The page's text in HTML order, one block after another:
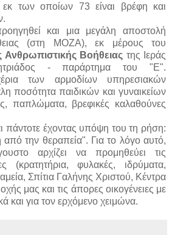
των οποίων 73 είναι βρέφη και
και μια μεγάλη αποστολή
(στη ΜΟΖΑ), εκ μέρους του
Ανθρωπιστικής Βοήθειας της Ιεράς
- παράρτημα του "Ε".
των αρμοδίων υπηρεσιακών
ποσότητα παιδικών και γυναικείων
παπλώματα, βρεφικές καλαθούνες
πάντοτε έχοντας υπόψη του τη ρήση:
την θεραπεία". Για το λόγο αυτό,
αρχίζει να προμηθεύει τις
(κρατητήρια, φυλακές, ιδρύματα,
Σπίτια Γαλήνης Χριστού, Κέντρα
μας και τις άπορες οικογένειες με
και για τον ερχόμενο χειμώνα.